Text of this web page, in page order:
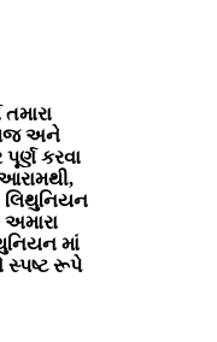
અને
કરવા
લિથુનિયન
અમારા
માં
સ્પષ્ટ રૂપે